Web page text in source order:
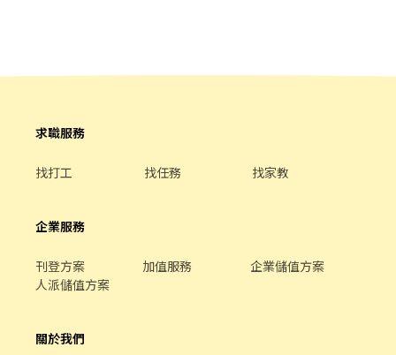
券 好好與家人歡慶 你旅遊我贊助，每年職福會提供你旅遊津貼 好好
享受幸福人生 ◎ 詳細工作時間於面試時告知
求職服務
找打工 找任務 找家教
企業服務
刊登方案 加值服務
企業儲值方案
人派儲值方案
關於我們